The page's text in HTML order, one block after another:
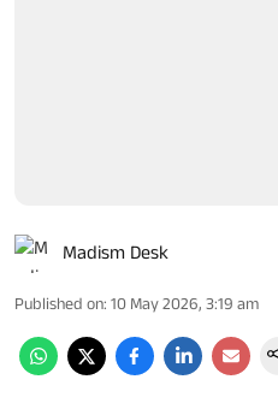
Madism Desk
Published on: 10 May 2026, 3:19 am